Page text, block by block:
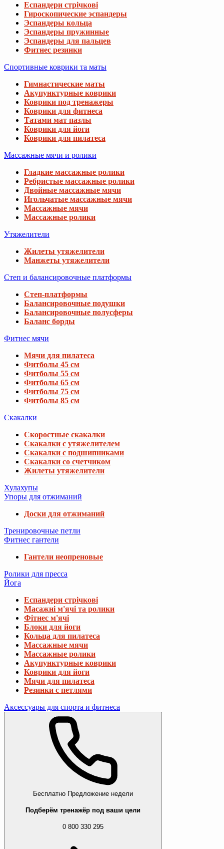
Еспандери стрічкові
Гироскопические эспандеры
Эспандеры кольца
Эспандеры пружинные
Эспандеры для пальцев
Фитнес резинки
Спортивные коврики та маты
Гимнастические маты
Акупунктурные коврики
Коврики под тренажеры
Коврики для фитнеса
Татами мат пазлы
Коврики для йоги
Коврики для пилатеса
Массажные мячи и ролики
Гладкие массажные ролики
Ребристые массажные ролики
Двойные массажные мячи
Игольчатые массажные мячи
Массажные мячи
Массажные ролики
Утяжелители
Жилеты утяжелители
Манжеты утяжелители
Степ и балансировочные платформы
Степ-платформы
Балансировочные подушки
Балансировочные полусферы
Баланс борды
Фитнес мячи
Мячи для пилатеса
Фитболы 45 см
Фитболы 55 см
Фитболы 65 см
Фитболы 75 см
Фитболы 85 см
Скакалки
Скоростные скакалки
Скакалки с утяжелителем
Скакалки с подшипниками
Скакалки со счетчиком
Жилеты утяжелители
Хулахупы
Упоры для отжиманий
Доски для отжиманий
Тренировочные петли
Фитнес гантели
Гантели неопреновые
Ролики для пресса
Йога
Еспандери стрічкові
Масажні м'ячі та ролики
Фітнес м'ячі
Блоки для йоги
Кольца для пилатеса
Массажные мячи
Массажные ролики
Акупунктурные коврики
Коврики для йоги
Мячи для пилатеса
Резинки с петлями
Аксессуары для спорта и фитнеса
Бесплатно Предложение недели
Подберём тренажёр под ваши цели
0 800 330 295